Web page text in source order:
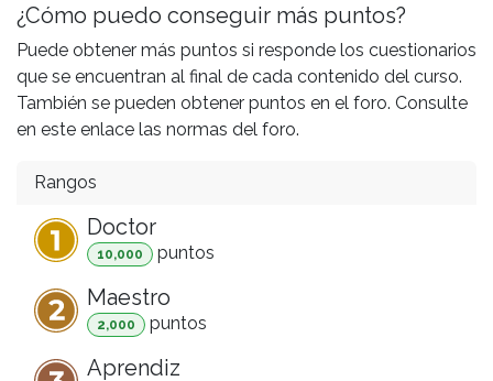
¿Cómo puedo conseguir más puntos?
Puede obtener más puntos si responde los cuestionarios
que se encuentran al final de cada contenido del curso.
También se pueden obtener puntos en el foro. Consulte
en este enlace las normas del foro.
Rangos
Doctor
10,000 puntos
Maestro
2,000 puntos
Aprendiz